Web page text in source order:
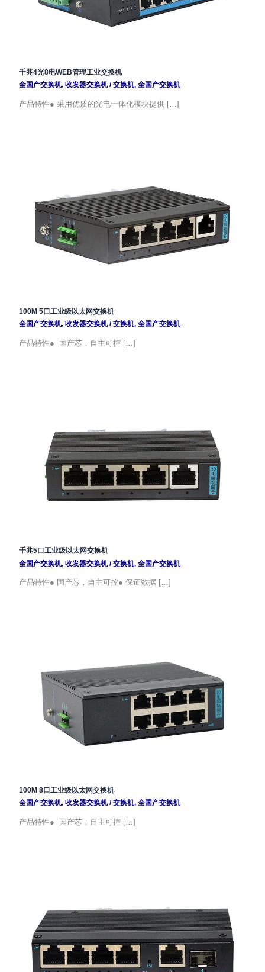
千兆4光8电WEB管理工业交换机
全国产交换机, 收发器交换机/交换机, 全国产交换机
产品特性● 采用优质的光电一体化模块提供 […]
100M 5口工业级以太网交换机
全国产交换机, 收发器交换机/交换机, 全国产交换机
产品特性● 国产芯，自主可控 […]
千兆5口工业级以太网交换机
全国产交换机, 收发器交换机/交换机, 全国产交换机
产品特性● 国产芯，自主可控● 保证数据 […]
100M 8口工业级以太网交换机
全国产交换机, 收发器交换机/交换机, 全国产交换机
产品特性● 国产芯，自主可控 […]